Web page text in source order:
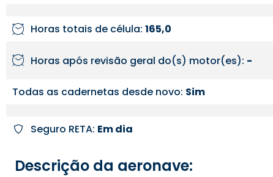
Horas totais de célula: 165,0
Horas após revisão geral do(s) motor(es): -
Todas as cadernetas desde novo: Sim
Seguro RETA: Em dia
Descrição da aeronave: